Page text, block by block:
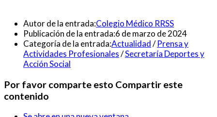
Autor de la entrada:Colegio Médico RRSS
Publicación de la entrada:6 de marzo de 2024
Categoría de la entrada:Actualidad/ Prensa y
Actividades Profesionales/Secretaría Deportes y
Acción Social
Por favor comparte esto Compartir este
contenido